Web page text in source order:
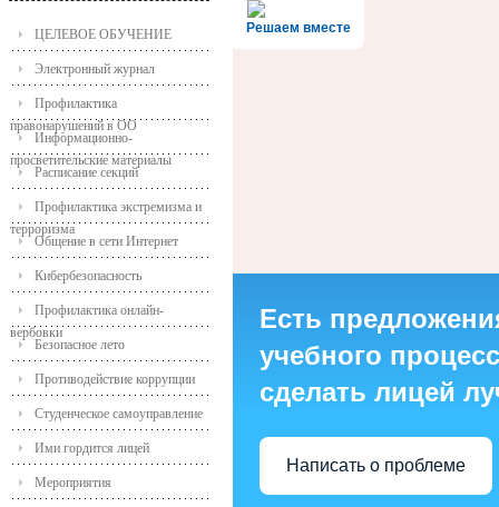
ЦЕЛЕВОЕ ОБУЧЕНИЕ
Электронный журнал
Профилактика
правонарушений в ОО
Информационно-
просветительские материалы
Расписание секций
Профилактика экстремизма и
терроризма
Общение в сети Интернет
Кибербезопасность
Профилактика онлайн-
вербовки
Безопасное лето
Противодействие коррупции
Студенческое самоуправление
Ими гордится лицей
Мероприятия
Решаем вместе
Есть
учебного
сделать лицей
Написать о проблеме